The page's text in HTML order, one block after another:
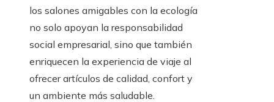
los salones amigables con la ecología
no solo apoyan la responsabilidad
social empresarial, sino que también
enriquecen la experiencia de viaje al
ofrecer artículos de calidad, confort y
un ambiente más saludable.